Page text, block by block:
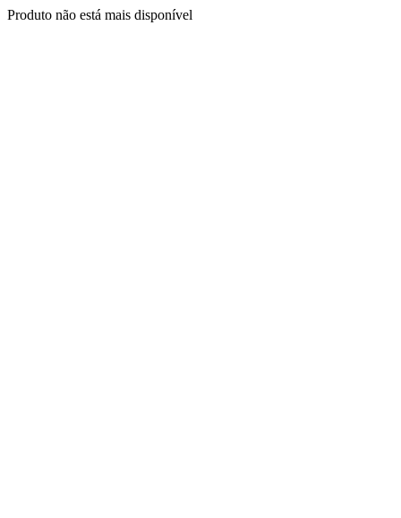
Produto não está mais disponível